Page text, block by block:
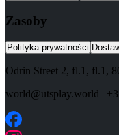
Zasoby
Polityka prywatności
Odrin Street 2, fl.1 , fl.1,
world@utsplay.world |